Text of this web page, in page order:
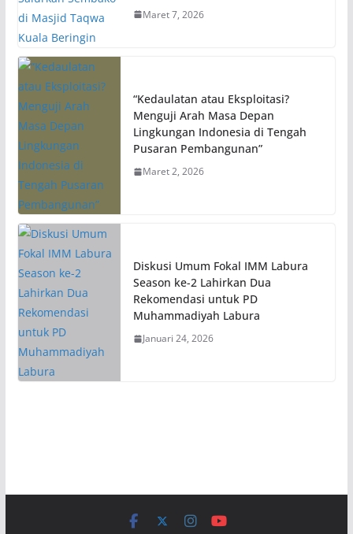
Maret 7, 2026
“Kedaulatan atau Eksploitasi?
Menguji Arah Masa Depan
Lingkungan Indonesia di Tengah
Pusaran Pembangunan”
Maret 2, 2026
Diskusi Umum Fokal IMM Labura
Season ke-2 Lahirkan Dua
Rekomendasi untuk PD
Muhammadiyah Labura
Januari 24, 2026